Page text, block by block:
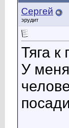
Сергей
эрудит
Тяга к
У